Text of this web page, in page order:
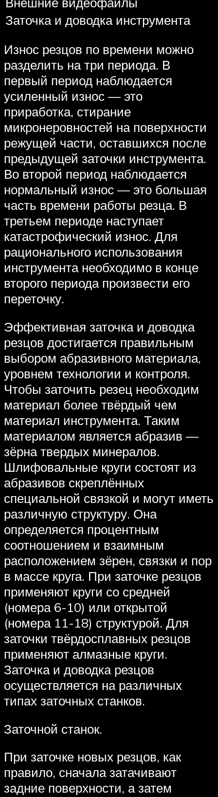
Заточка и доводка инструмента
Износ резцов по времени можно
разделить на три периода. В
первый период наблюдается
усиленный износ — это
приработка, стирание
микронеровностей на поверхности
режущей части, оставшихся после
предыдущей заточки инструмента.
Во второй период наблюдается
нормальный износ — это большая
часть времени работы резца. В
третьем периоде наступает
катастрофический износ. Для
рационального использования
инструмента необходимо в конце
второго периода произвести его
переточку.
Эффективная заточка и доводка
резцов достигается правильным
выбором абразивного материала,
уровнем технологии и контроля.
Чтобы заточить резец необходим
материал более твёрдый чем
материал инструмента. Таким
материалом является абразив —
зёрна твердых минералов.
Шлифовальные круги состоят из
абразивов скреплённых
специальной связкой и могут иметь
различную структуру. Она
определяется процентным
соотношением и взаимным
расположением зёрен, связки и пор
в массе круга. При заточке резцов
применяют круги со средней
(номера 6-10) или открытой
(номера 11-18) структурой. Для
заточки твёрдосплавных резцов
применяют алмазные круги.
Заточка и доводка резцов
осуществляется на различных
типах заточных станков.
Заточной станок.
При заточке новых резцов, как
правило, сначала затачивают
задние поверхности, а затем